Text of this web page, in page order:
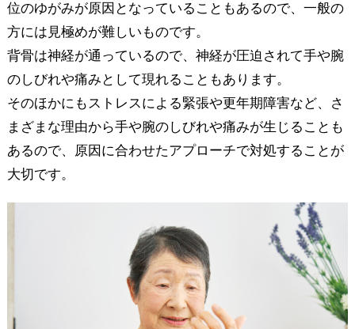
位のゆがみが原因となっていることもあるので、一般の
方には見極めが難しいものです。
背骨は神経が通っているので、神経が圧迫されて手や腕
のしびれや痛みとして現れることもあります。
そのほかにもストレスによる緊張や更年期障害など、さ
まざまな理由から手や腕のしびれや痛みが生じることも
あるので、原因に合わせたアプローチで対処することが
大切です。